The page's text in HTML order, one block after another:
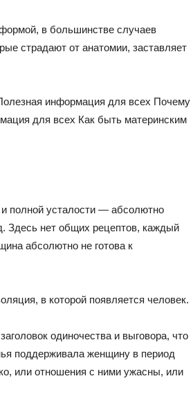
в большинстве случаев
страдают от анатомии, заставляет
информация для всех Почему
для всех Как быть материнским
полной усталости — абсолютно
Здесь нет общих рецептов, каждый
абсолютно не готова к
в которой появляется человек.
одиночества и выговора, что
поддерживала женщину в период
или отношения с ними ужасны, или